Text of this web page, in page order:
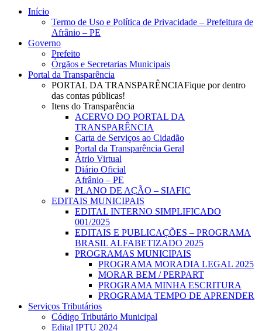
Close
Início
Termo de Uso e Política de Privacidade – Prefeitura de
Afrânio – PE
Governo
Prefeito
Órgãos e Secretarias Municipais
Portal da Transparência
PORTAL DA TRANSPARÊNCIAFique por dentro
das contas públicas!
Itens do Transparência
ACERVO DO PORTAL DA
TRANSPARÊNCIA
Carta de Serviços ao Cidadão
Portal da Transparência Geral
Átrio Virtual
Diário Oficial
Afrânio – PE
PLANO DE AÇÃO – SIAFIC
EDITAIS MUNICIPAIS
EDITAL INTERNO SIMPLIFICADO
001/2025
EDITAIS E PUBLICAÇÕES – PROGRAMA
BRASIL ALFABETIZADO 2025
PROGRAMAS MUNICIPAIS
PROGRAMA MORADIA LEGAL 2025
MORAR BEM / PERPART
PROGRAMA MINHA ESCRITURA
PROGRAMA TEMPO DE APRENDER
Serviços Tributários
Código Tributário Municipal
Edital IPTU 2024